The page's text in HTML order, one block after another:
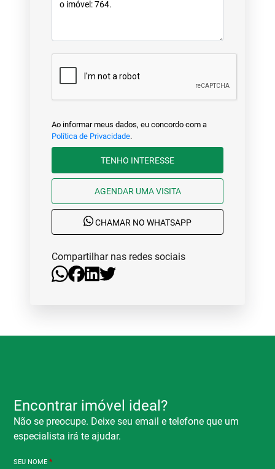
Ao informar meus dados, eu concordo com a
Política de Privacidade.
TENHO INTERESSE
AGENDAR UMA VISITA
CHAMAR NO WHATSAPP
Compartilhar nas redes sociais
Encontrar imóvel ideal?
Não se preocupe. Deixe seu email e telefone que um
especialista irá te ajudar.
SEU NOME*